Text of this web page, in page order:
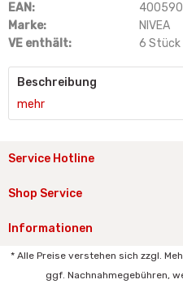
EAN:
Marke:
NIVEA
VE enthält:
6 Stück
Beschreibung
mehr
Service Hotline
Shop Service
Informationen
* Alle Preise verstehen sich zzgl.
ggf. Nachnahmegebühren,